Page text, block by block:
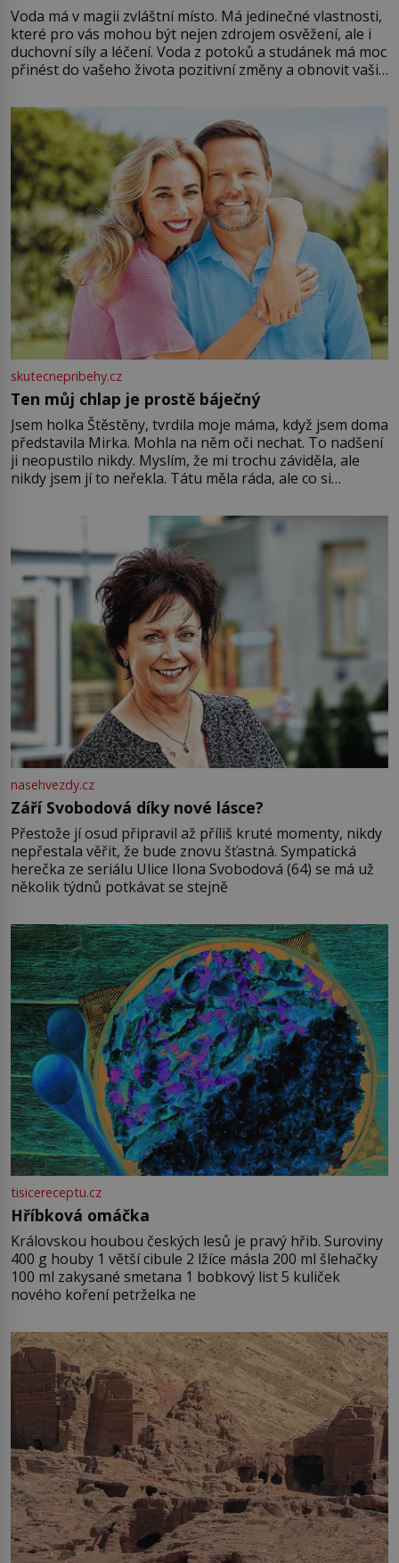
Voda má v magii zvláštní místo. Má jedinečné vlastnosti,
které pro vás mohou být nejen zdrojem osvěžení, ale i
duchovní síly a léčení. Voda z potoků a studánek má moc
přinést do vašeho života pozitivní změny a obnovit vaši
můžete obohatit své rituály a přinést do svého života
větší harmonii a klid. Je důležité
skutecnepribehy.cz
Ten můj chlap je prostě báječný
Jsem holka Štěstěny, tvrdila moje máma, když jsem doma
představila Mirka. Mohla na něm oči nechat. To nadšení
ji neopustilo nikdy. Myslím, že mi trochu záviděla, ale
nikdy jsem jí to neřekla. Tátu měla ráda, ale co si
Jsme spolu moc rádi Tehdy byla jiná doba, když
nasehvezdy.cz
Září Svobodová díky nové lásce?
Přestože jí osud připravil až příliš kruté momenty, nikdy
nepřestala věřit, že bude znovu šťastná. Sympatická
herečka ze seriálu Ulice Ilona Svobodová (64) se má už
několik týdnů potkávat se stejně
tisicereceptu.cz
Hříbková omáčka
Královskou houbou českých lesů je pravý hřib. Suroviny
400 g houby 1 větší cibule 2 lžíce másla 200 ml šlehačky
100 ml zakysané smetana 1 bobkový list 5 kuliček
nového koření petrželka ne